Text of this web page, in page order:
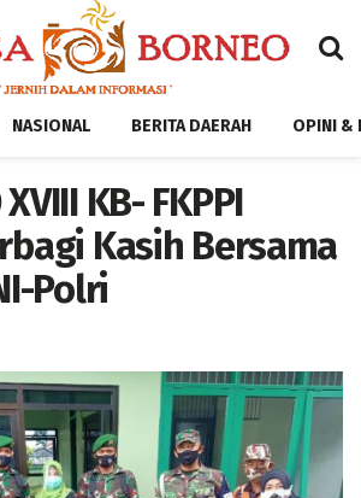
NASIONAL BERITA DAERAH OPINI &
KB- FKPPI
Kasih Bersama
Polri